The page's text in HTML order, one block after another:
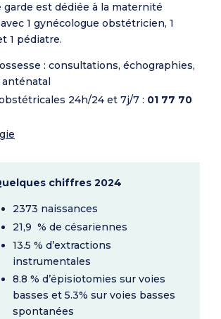
garde est dédiée à la maternité
1 gynécologue obstétricien, 1
1 pédiatre.
: consultations, échographies,
24h/24 et 7j/7 : 01 77 70
chiffres 2024
2373 naissances
21,9 % de césariennes
13.5 % d’extractions
instrumentales
8.8 % d’épisiotomies sur voies
basses et 5.3% sur voies basses
spontanées